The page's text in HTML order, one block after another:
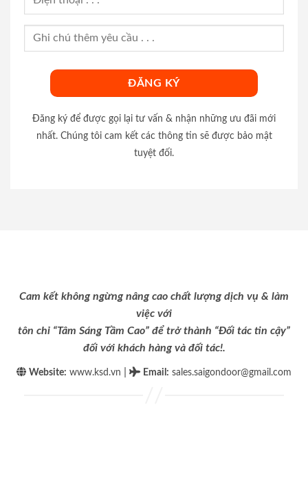
Đăng ký để được gọi lại tư vấn & nhận những ưu đãi mới
nhất. Chúng tôi cam kết các thông tin sẽ được bảo mật
tuyệt đối.
Cam kết không ngừng nâng cao chất lượng dịch vụ & làm
việc với
tôn chỉ “Tâm Sáng Tầm Cao” để trở thành “Đối tác tin cậy”
đối với khách hàng và đối tác!.
Website: www.ksd.vn Email : sales.saigondoor@gmail.com